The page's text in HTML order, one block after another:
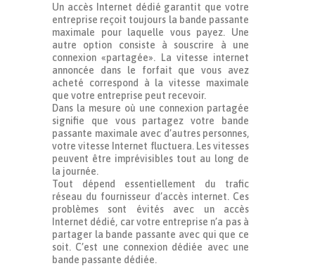
Un accès Internet dédié garantit que votre
entreprise reçoit toujours la bande passante
maximale pour laquelle vous payez. Une
autre option consiste à souscrire à une
connexion «partagée». La vitesse internet
annoncée dans le forfait que vous avez
acheté correspond à la vitesse maximale
que votre entreprise peut recevoir.
Dans la mesure où une connexion partagée
signifie que vous partagez votre bande
passante maximale avec d’autres personnes,
votre vitesse Internet fluctuera. Les vitesses
peuvent être imprévisibles tout au long de
la journée.
Tout dépend essentiellement du trafic
réseau du fournisseur d’accès internet. Ces
problèmes sont évités avec un accès
Internet dédié, car votre entreprise n’a pas à
partager la bande passante avec qui que ce
soit. C’est une connexion dédiée avec une
bande passante dédiée.